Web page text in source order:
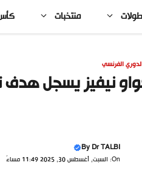
منتخبات كأس
الفرنسي
نيفيز يسجل هدف
ByDr TALBI
On: السبت, أغسطس 30, 2025 11:49 مساءً